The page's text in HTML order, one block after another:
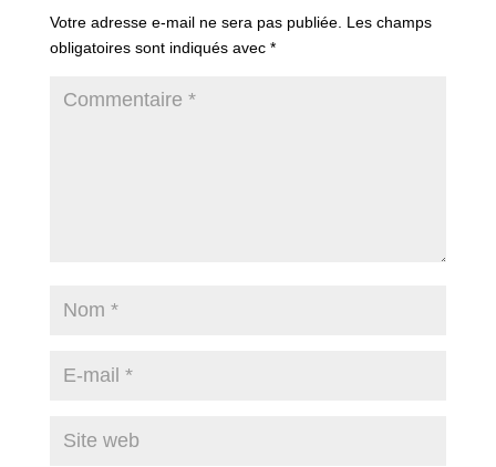
Votre adresse e-mail ne sera pas publiée. Les champs
obligatoires sont indiqués avec *